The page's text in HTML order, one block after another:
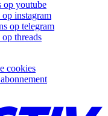
op youtube
instagram
op telegram
threads
cookies